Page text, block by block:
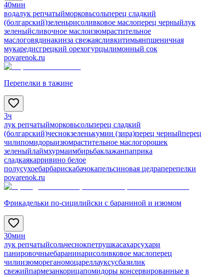
40мин
водалук репчатыйморковьсольперец сладкий
(болгарский)зеленьрисоливковое маслоперец черныйлук
зеленыйсливочное маслоизюмрастительное
маслоговядинакинза свежаясливкитимьянпшеничная
мукаредисгрецкий орехогурцылимонный сок
povarenok.ru
Перепелки в тажине
3ч
лук репчатыйморковьсольперец сладкий
(болгарский)чеснокзеленькумин (зира)перец черныйперец
чилипомидорыизюмрастительное маслогорошек
зеленыйлаймхурмаимбирьбаклажанпаприка
сладкаякарривино белое
полусухоебарбарискабачокапельсиновая цедраперепелки
povarenok.ru
Фрикадельки по-сицилийски с бараниной и изюмом
30мин
лук репчатыйсольчеснокпетрушкасахарсухари
панировочныебаранинарисоливковое маслоперец
чилиизюмореганомоцареллауксусбазилик
свежийпармезанкорицапомидоры консервированные в